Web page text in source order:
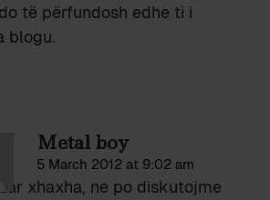
të përfundosh edhe ti i
blogu.
Metal boy
5 March 2012 at 9:02 am
xhaxha, ne po diskutojme